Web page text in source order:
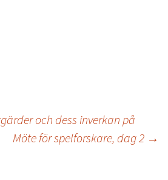
och dess inverkan på
Möte för spelforskare, dag 2 →